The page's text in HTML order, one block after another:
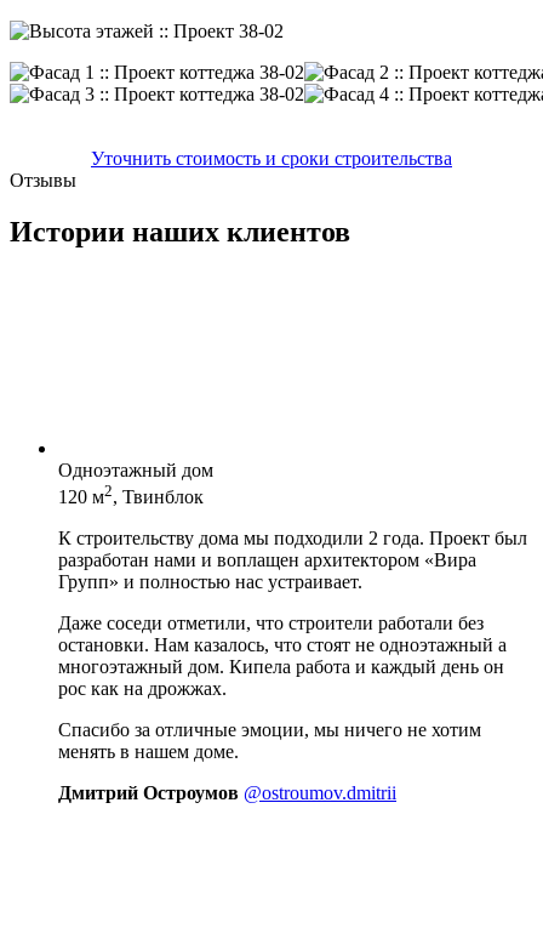
Уточнить стоимость и сроки строительства
Отзывы
Истории наших клиентов
Одноэтажный дом
120 м2, Твинблок
К строительству дома мы подходили 2 года. Проект был
разработан нами и воплащен архитектором «Вира
Групп» и полностью нас устраивает.
Даже соседи отметили, что строители работали без
остановки. Нам казалось, что стоят не одноэтажный а
многоэтажный дом. Кипела работа и каждый день он
рос как на дрожжах.
Спасибо за отличные эмоции, мы ничего не хотим
менять в нашем доме.
Дмитрий Остроумов @ostroumov.dmitrii